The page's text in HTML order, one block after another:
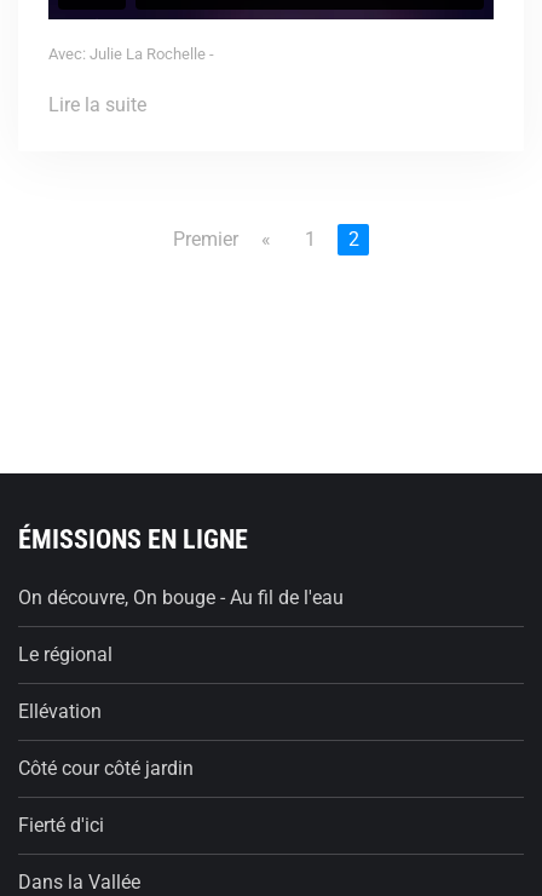
Avec: Julie La Rochelle -
Lire la suite
Premier « 1 2
ÉMISSIONS EN LIGNE
On découvre, On bouge - Au fil de l'eau
Le régional
Ellévation
Côté cour côté jardin
Fierté d'ici
Dans la Vallée